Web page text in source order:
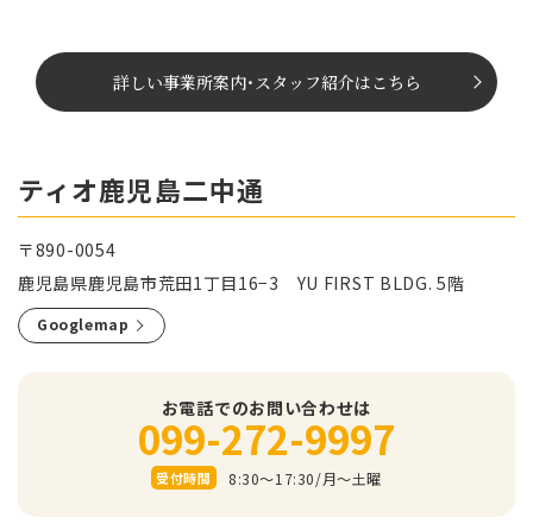
詳しい事業所案内･スタッフ紹介はこちら
ティオ鹿児島二中通
〒890-0054
鹿児島県鹿児島市荒田1丁目16−3 YU FIRST BLDG. 5階
Googlemap
お電話でのお問い合わせは
099-272-9997
受付時間 8:30～17:30/⽉〜⼟曜